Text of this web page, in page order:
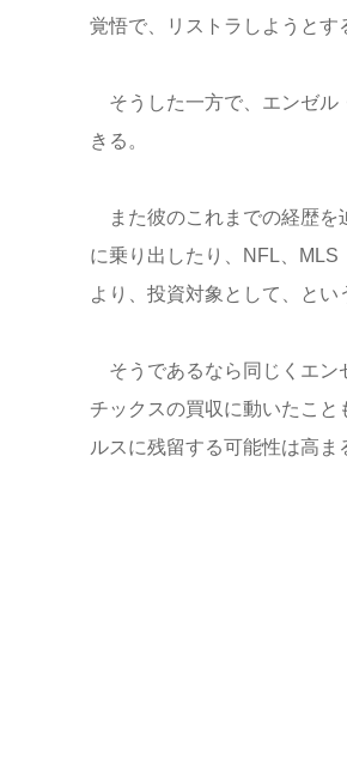
覚悟で、リストラしようとす
そうした一方で、エンゼル
きる。
また彼のこれまでの経歴を
に乗り出したり、NFL、MLS
より、投資対象として、とい
そうであるなら同じくエン
チックスの買収に動いたこ
ルスに残留する可能性は高ま